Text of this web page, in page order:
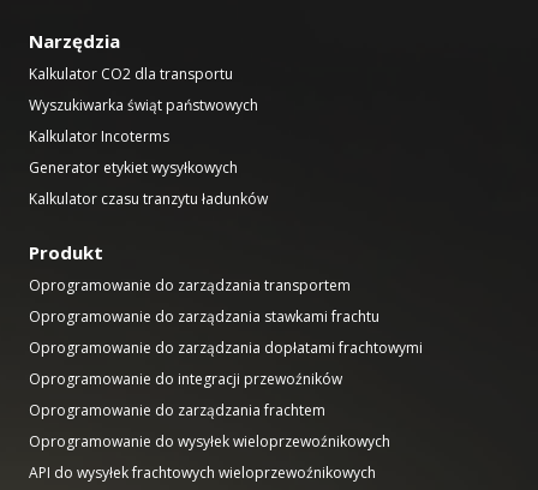
Narzędzia
Kalkulator CO2 dla transportu
Wyszukiwarka świąt państwowych
Kalkulator Incoterms
Generator etykiet wysyłkowych
Kalkulator czasu tranzytu ładunków
Produkt
Oprogramowanie do zarządzania transportem
Oprogramowanie do zarządzania stawkami frachtu
Oprogramowanie do zarządzania dopłatami frachtowymi
Oprogramowanie do integracji przewoźników
Oprogramowanie do zarządzania frachtem
Oprogramowanie do wysyłek wieloprzewoźnikowych
API do wysyłek frachtowych wieloprzewoźnikowych